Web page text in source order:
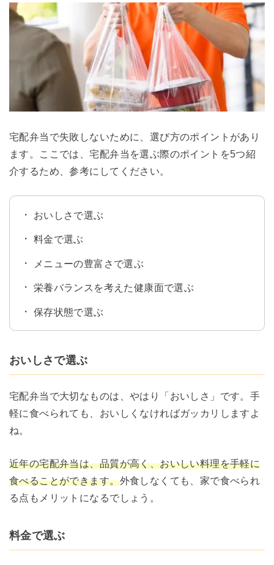
宅配弁当で失敗しないために、選び方のポイントがあり
ます。ここでは、宅配弁当を選ぶ際のポイントを5つ紹
介するため、参考にしてください。
おいしさで選ぶ
料金で選ぶ
メニューの豊富さで選ぶ
栄養バランスを考えた健康面で選ぶ
保存状態で選ぶ
おいしさで選ぶ
宅配弁当で大切なものは、やはり「おいしさ」です。手
軽に食べられても、おいしくなければガッカリしますよ
ね。
近年の宅配弁当は、品質が高く、おいしい料理を手軽に
食べることができます。外食しなくても、家で食べられ
る点もメリットになるでしょう。
料金で選ぶ